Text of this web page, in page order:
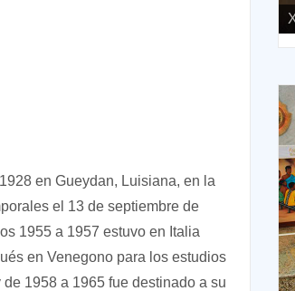
en Gueydan, Luisiana, en la
el 13 de septiembre de
1955 a 1957 estuvo en Italia
en Venegono para los estudios
1958 a 1965 fue destinado a su